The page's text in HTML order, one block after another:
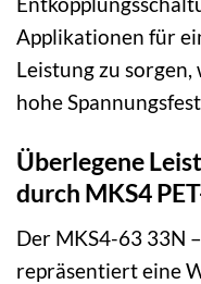
Applikationen für
Leistung zu
hohe
Überlegene
durch MKS4
Der MKS4-63 33N
repräsentiert eine